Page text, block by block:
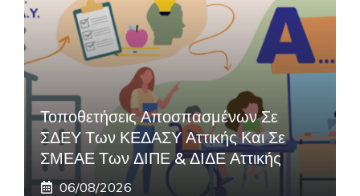
Τοποθετήσεις Αποσπασμένων Σε
ΣΔΕΥ Των ΚΕΔΑΣΥ Αττικής Και Σε
ΣΜΕΑΕ Των ΔΙΠΕ & ΔΙΔΕ Αττικής
06/08/2026